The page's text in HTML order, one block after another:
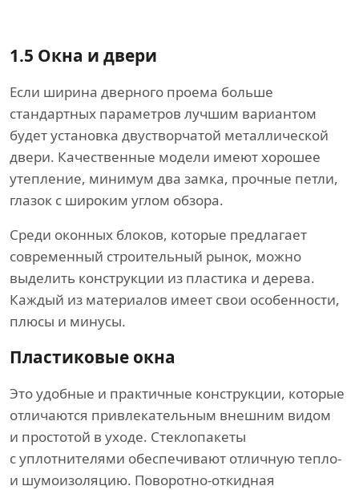
1.5 Окна и двери
Если ширина дверного проема больше
стандартных параметров лучшим вариантом
будет установка двустворчатой металлической
двери. Качественные модели имеют хорошее
утепление, минимум два замка, прочные петли,
глазок с широким углом обзора.
Среди оконных блоков, которые предлагает
современный строительный рынок, можно
выделить конструкции из пластика и дерева.
Каждый из материалов имеет свои особенности,
плюсы и минусы.
Пластиковые окна
Это удобные и практичные конструкции, которые
отличаются привлекательным внешним видом
и простотой в уходе. Стеклопакеты
с уплотнителями обеспечивают отличную тепло-
и шумоизоляцию. Поворотно-откидная